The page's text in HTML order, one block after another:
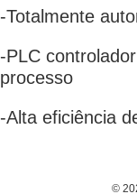
-Totalmente
-PLC
processo
-Alta eficiência
©